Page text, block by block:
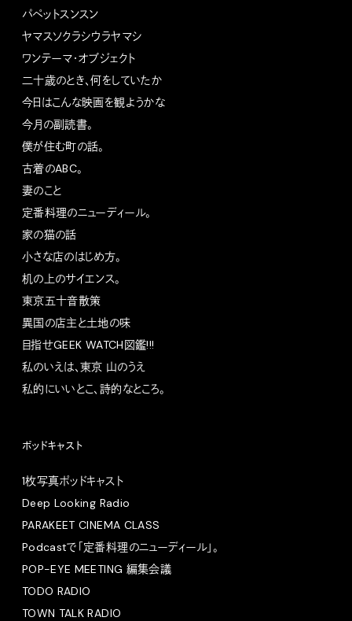
パペットスンスン
ヤマスソクラシウラヤマシ
ワンテーマ・オブジェクト
二十歳のとき、何をしていたか
今日はこんな映画を観ようかな
今月の副読書。
僕が住む町の話。
古着のABC。
妻のこと
定番料理のニューディール。
家の猫の話
小さな店のはじめ方。
机の上のサイエンス。
東京五十音散策
異国の店主と土地の味
目指せGEEK WATCH図鑑!!!
私のいえは、東京 山のうえ
私的にいいとこ、詩的なところ。
ポッドキャスト
1枚写真ポッドキャスト
Deep Looking Radio
PARAKEET CINEMA CLASS
Podcastで「定番料理のニューディール」。
POP-EYE MEETING 編集会議
TODO RADIO
TOWN TALK RADIO